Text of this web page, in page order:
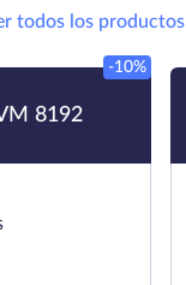
todos los productos
8192
-10%